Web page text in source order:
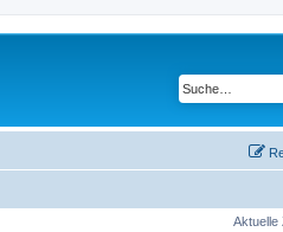
Aktuelle